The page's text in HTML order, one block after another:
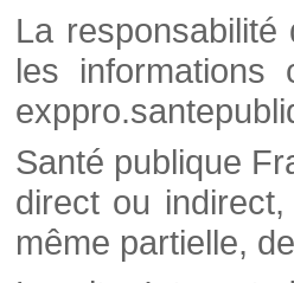
La
les
Santé publique
direct ou
même partielle,